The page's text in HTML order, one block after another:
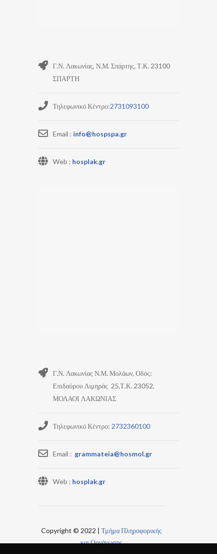
Γ.Ν. Λακωνίας, Ν.Μ. Σπάρτης, Τ.Κ. 23100
ΣΠΑΡΤΗ
Τηλεφωνικό Κέντρο:2731093100
Email : info@hospspa.gr
Web : hosplak.gr
Γ.Ν. Λακωνίας Ν.Μ. Μολάων, Οδός:
Επιδαύρου Λιμηράς 25,Τ.Κ. 23052,
ΜΟΛΑΟΙ ΛΑΚΩΝΙΑΣ
Τηλεφωνικό Κέντρο: 2732360100
Email : grammateia@hosmol.gr
Web : hosplak.gr
Copyright © 2022 | Τμήμα Πληροφορικής
και Οργάνωσης